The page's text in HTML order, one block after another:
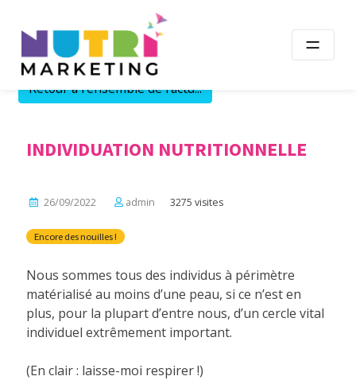
Retour à l'ensemble de l'actu...
INDIVIDUATION NUTRITIONNELLE
26/09/2022 admin 3275 visites
Encore des nouilles !
Nous sommes tous des individus à périmètre
matérialisé au moins d’une peau, si ce n’est en
plus, pour la plupart d’entre nous, d’un cercle vital
individuel extrêmement important.
(En clair : laisse-moi respirer !)